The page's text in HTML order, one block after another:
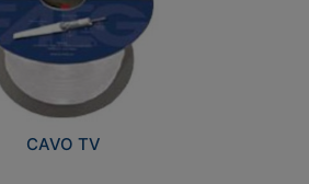
CAVO TV